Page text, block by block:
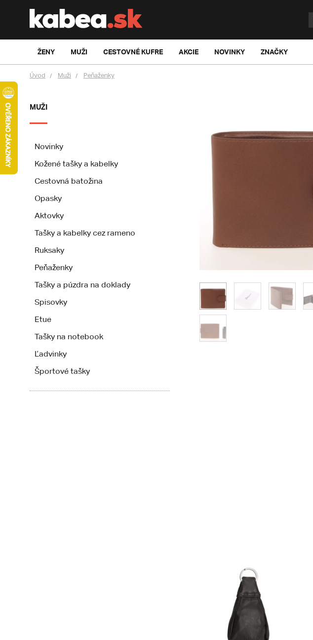
ŽENY MUŽI CESTOVNÉ KUFRE AKCIE NOVINKY ZNAČKY
Úvod Muži Peňaženky
MUŽI
Novinky
Kožené tašky a kabelky
Cestovná batožina
Opasky
Aktovky
Tašky a kabelky cez rameno
Ruksaky
Peňaženky
Tašky a púzdra na doklady
Spisovky
Etue
Tašky na notebook
Ľadvinky
Športové tašky